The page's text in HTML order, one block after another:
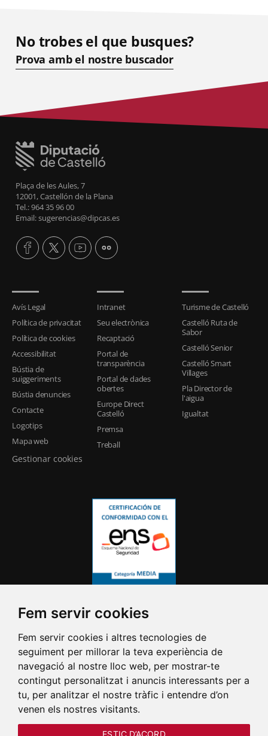
Fem servir cookies
Fem servir cookies i altres tecnologies de
seguiment per millorar la teva experiència de
navegació al nostre lloc web, per mostrar-te
contingut personalitzat i anuncis interessants per a
tu, per analitzar el nostre tràfic i entendre d’on
venen els nostres visitants.
ESTIC D’ACORD
No trobes el que busques?
Prova amb el nostre buscador
Plaça de les Aules, 7
12001, Castellón de la Plana
Tel.: 964 35 96 00
Email: sugerencias@dipcas.es
Avís Legal
Política de privacitat
Política de cookies
Accessibilitat
Bústia de
suiggeriments
Bústia denuncies
Contacte
Logotips
Mapa web
Gestionar cookies
Intranet
Seu electrònica
Recaptació
Portal de
transparència
Portal de dades
obertes
Europe Direct
Castelló
Premsa
Treball
Turisme de Castelló
Castelló Ruta de
Sabor
Castelló Senior
Castelló Smart
Villages
Pla Director de
l'aigua
Igualtat